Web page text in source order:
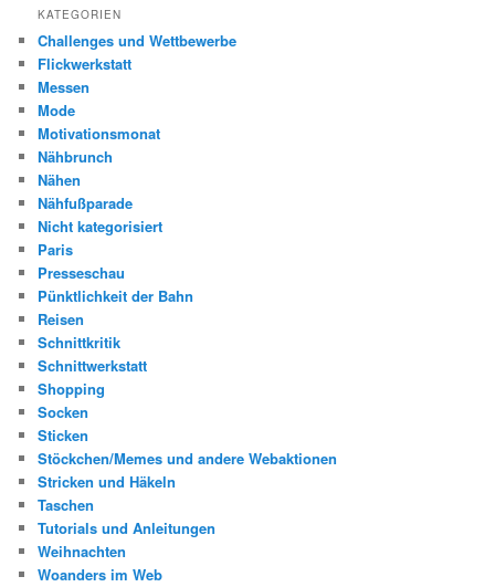
KATEGORIEN
Challenges und Wettbewerbe
Flickwerkstatt
Messen
Mode
Motivationsmonat
Nähbrunch
Nähen
Nähfußparade
Nicht kategorisiert
Paris
Presseschau
Pünktlichkeit der Bahn
Reisen
Schnittkritik
Schnittwerkstatt
Shopping
Socken
Sticken
Stöckchen/Memes und andere Webaktionen
Stricken und Häkeln
Taschen
Tutorials und Anleitungen
Weihnachten
Woanders im Web